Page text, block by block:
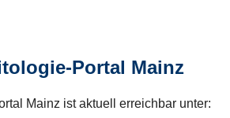
Portal Mainz
Mainz ist aktuell erreichbar unter: